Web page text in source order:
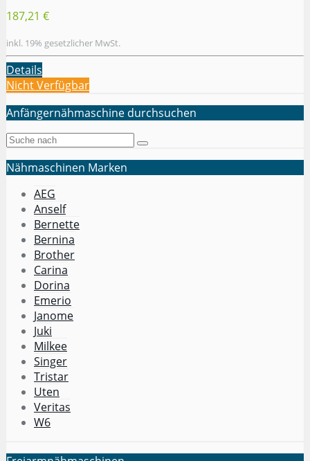
187,21 €
inkl. 19% gesetzlicher MwSt.
Details
Nicht Verfügbar
Anfängernähmaschine durchsuchen
Nähmaschinen Marken
AEG
Anself
Bernette
Bernina
Brother
Carina
Dorina
Emerio
Janome
Juki
Milkee
Singer
Tristar
Uten
Veritas
W6